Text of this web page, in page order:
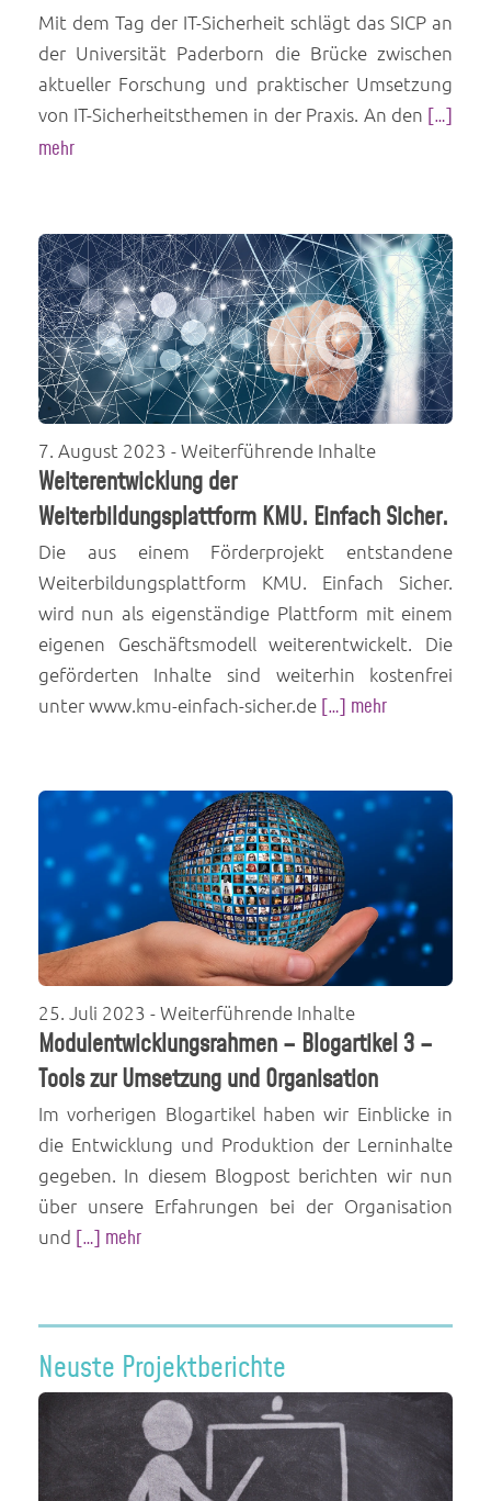
Mit dem Tag der IT-Sicherheit schlägt das SICP an
der Universität Paderborn die Brücke zwischen
aktueller Forschung und praktischer Umsetzung
von IT-Sicherheitsthemen in der Praxis. An den […]
mehr
7. August 2023 - Weiterführende Inhalte
Weiterentwicklung der
Weiterbildungsplattform KMU. Einfach Sicher.
Die aus einem Förderprojekt entstandene
Weiterbildungsplattform KMU. Einfach Sicher.
wird nun als eigenständige Plattform mit einem
eigenen Geschäftsmodell weiterentwickelt. Die
geförderten Inhalte sind weiterhin kostenfrei
unter www.kmu-einfach-sicher.de[…] mehr
25. Juli 2023 - Weiterführende Inhalte
Modulentwicklungsrahmen – Blogartikel 3 –
Tools zur Umsetzung und Organisation
Im vorherigen Blogartikel haben wir Einblicke in
die Entwicklung und Produktion der Lerninhalte
gegeben. In diesem Blogpost berichten wir nun
über unsere Erfahrungen bei der Organisation
und […] mehr
Neuste Projektberichte